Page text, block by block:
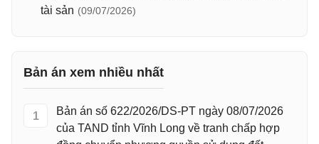
tài sản (09/07/2026)
Bản án xem nhiều nhất
1
Bản án số 622/2026/DS-PT ngày 08/07/2026
của TAND tỉnh Vĩnh Long về tranh chấp hợp